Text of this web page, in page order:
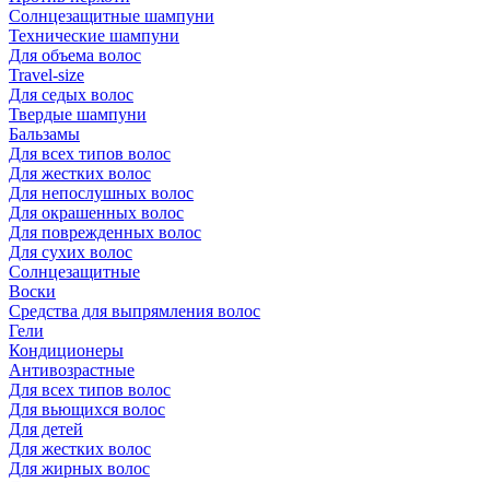
Солнцезащитные шампуни
Технические шампуни
Для объема волос
Travel-size
Для седых волос
Твердые шампуни
Бальзамы
Для всех типов волос
Для жестких волос
Для непослушных волос
Для окрашенных волос
Для поврежденных волос
Для сухих волос
Солнцезащитные
Воски
Средства для выпрямления волос
Гели
Кондиционеры
Антивозрастные
Для всех типов волос
Для вьющихся волос
Для детей
Для жестких волос
Для жирных волос